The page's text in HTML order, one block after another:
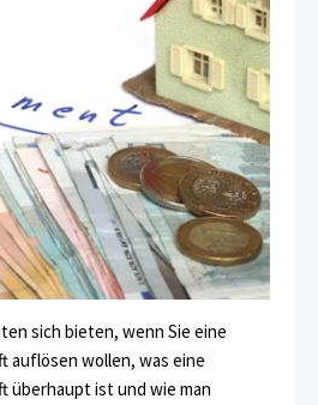
sich bieten, wenn Sie eine
auflösen wollen, was eine
überhaupt ist und wie man